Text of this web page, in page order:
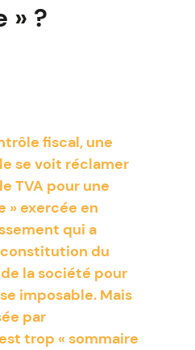
» ?
fiscal, une
se voit réclamer
TVA pour une
» exercée en
qui a
du
la société pour
imposable. Mais
par
trop « sommaire